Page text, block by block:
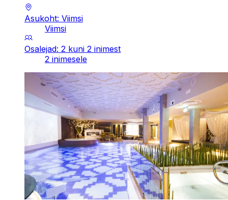
Asukoht: Viimsi
Viimsi
Osalejad: 2 kuni 2 inimest
2 inimesele